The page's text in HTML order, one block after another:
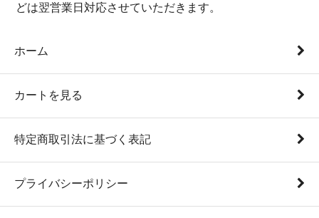
どは翌営業日対応させていただきます。
ホーム
カートを見る
特定商取引法に基づく表記
プライバシーポリシー